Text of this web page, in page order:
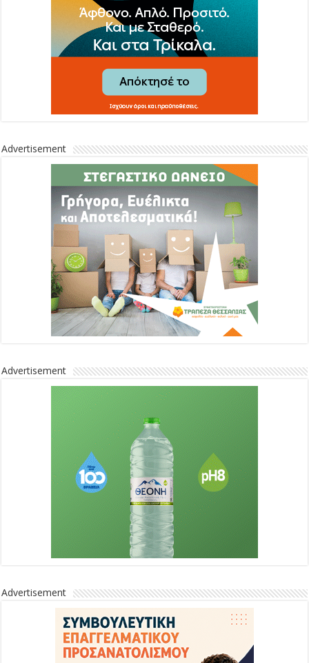
Advertisement
Advertisement
Advertisement